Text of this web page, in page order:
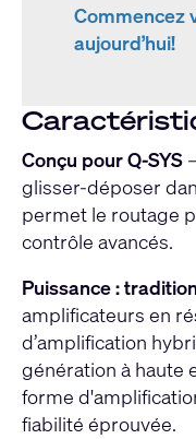
Commencez
aujourd’hui!
Conçu pour Q-SYS
glisser-déposer
permet le routage
contrôle avancés.
Puissance :
amplificateurs en
d’amplification
génération à haute
forme
fiabilité éprouvée.